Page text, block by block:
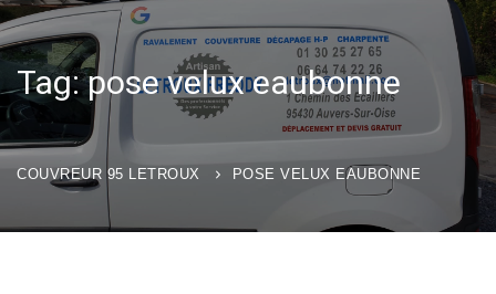
Tag: pose velux eaubonne
COUVREUR 95 LETROUX POSE VELUX EAUBONNE